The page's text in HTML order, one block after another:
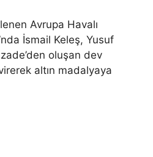
Avrupa Havalı
İsmail Keleş, Yusuf
oluşan dev
altın madalyaya